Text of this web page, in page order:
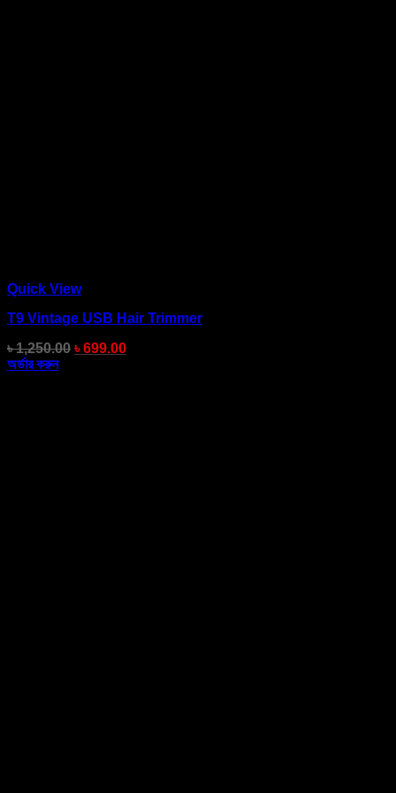
Quick View
T9 Vintage USB Hair Trimmer
৳1,250.00 ৳699.00
অর্ডার করুন